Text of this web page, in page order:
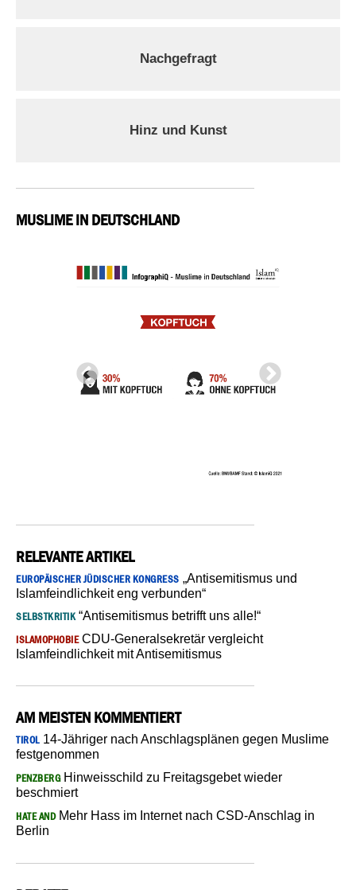
Nachgefragt
Hinz und Kunst
MUSLIME IN DEUTSCHLAND
RELEVANTE ARTIKEL
EUROPÄISCHER JÜDISCHER KONGRESS „Antisemitismus und
Islamfeindlichkeit eng verbunden“
SELBSTKRITIK “Antisemitismus betrifft uns alle!“
ISLAMOPHOBIECDU-Generalsekretär vergleicht
Islamfeindlichkeit mit Antisemitismus
AM MEISTEN KOMMENTIERT
TIROL14-Jähriger nach Anschlagsplänen gegen Muslime
festgenommen
PENZBERGHinweisschild zu Freitagsgebet wieder
beschmiert
HATE ANDMehr Hass im Internet nach CSD-Anschlag in
Berlin